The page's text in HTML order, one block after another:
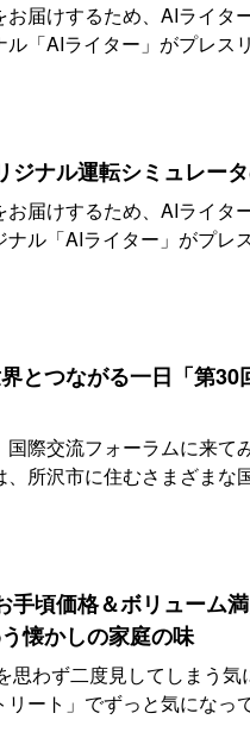
届けするため、AIライタ
「AIライター」がプレス
ジナル運転シミュレー
届けするため、AIライタ
ル「AIライター」がプレ
とつながる一日「第30
際交流フォーラムに来て
所沢市に住むさまざまな
手頃価格＆ボリューム
懐かしの家庭の味
思わず二度見してしまう
ート」でずっと気になっ